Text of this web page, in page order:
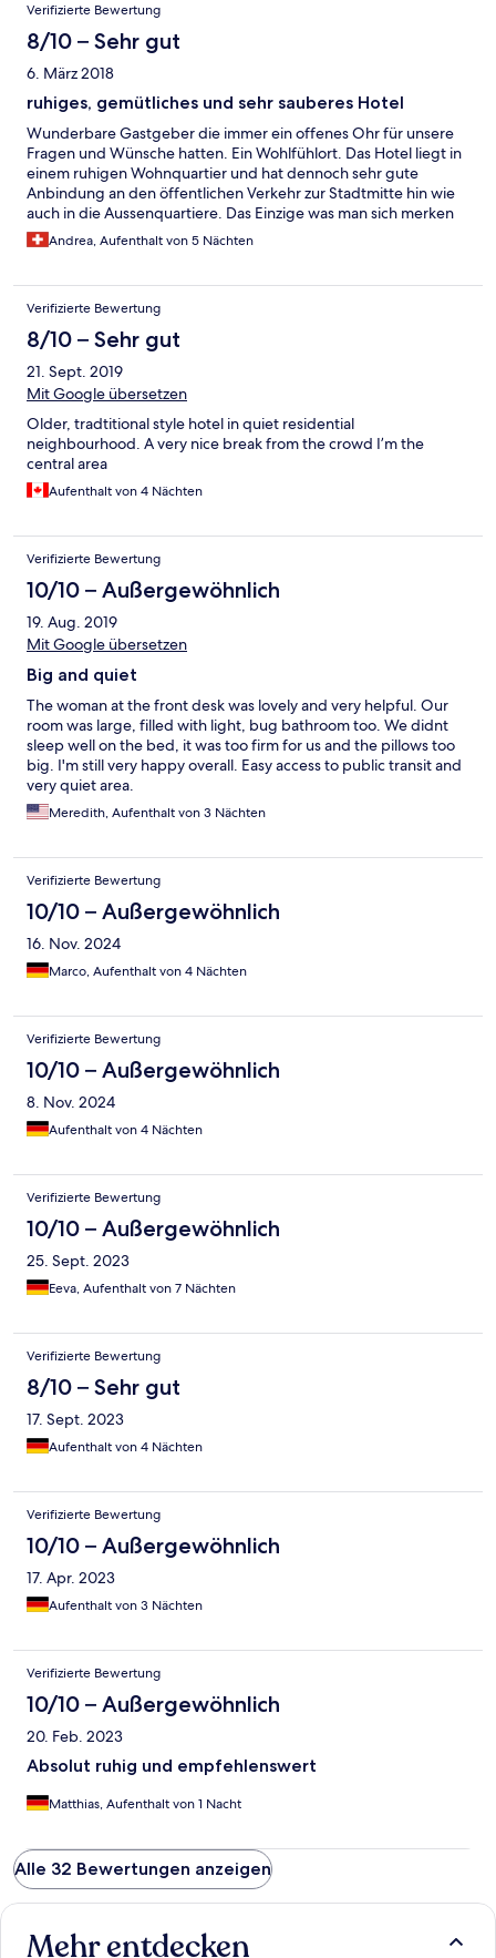
Verifizierte Bewertung
8/10 – Sehr gut
6. März 2018
ruhiges, gemütliches und sehr sauberes Hotel
Wunderbare Gastgeber die immer ein offenes Ohr für unsere
Fragen und Wünsche hatten. Ein Wohlfühlort. Das Hotel liegt in
einem ruhigen Wohnquartier und hat dennoch sehr gute
Anbindung an den öffentlichen Verkehr zur Stadtmitte hin wie
auch in die Aussenquartiere. Das Einzige was man sich merken
muss ist, dass man die Burgkstrasse nicht mit der Burgkerstrasse
verwechseln sollte ;-) Eine schöne Unterkunft für den kürzeren
Wir kommen sicher wieder.
Andrea, Aufenthalt von 5 Nächten
Verifizierte Bewertung
8/10 – Sehr gut
21. Sept. 2019
Mit Google übersetzen
Older, tradtitional style hotel in quiet residential
neighbourhood. A very nice break from the crowd I’m the
central area
Aufenthalt von 4 Nächten
Verifizierte Bewertung
10/10 – Außergewöhnlich
19. Aug. 2019
Mit Google übersetzen
Big and quiet
The woman at the front desk was lovely and very helpful. Our
room was large, filled with light, bug bathroom too. We didnt
sleep well on the bed, it was too firm for us and the pillows too
big. I'm still very happy overall. Easy access to public transit and
very quiet area.
Meredith, Aufenthalt von 3 Nächten
Verifizierte Bewertung
10/10 – Außergewöhnlich
16. Nov. 2024
Marco, Aufenthalt von 4 Nächten
Verifizierte Bewertung
10/10 – Außergewöhnlich
8. Nov. 2024
Aufenthalt von 4 Nächten
Verifizierte Bewertung
10/10 – Außergewöhnlich
25. Sept. 2023
Eeva, Aufenthalt von 7 Nächten
Verifizierte Bewertung
8/10 – Sehr gut
17. Sept. 2023
Aufenthalt von 4 Nächten
Verifizierte Bewertung
10/10 – Außergewöhnlich
17. Apr. 2023
Aufenthalt von 3 Nächten
Verifizierte Bewertung
10/10 – Außergewöhnlich
20. Feb. 2023
Absolut ruhig und empfehlenswert
Matthias, Aufenthalt von 1 Nacht
Alle 32 Bewertungen anzeigen
Mehr entdecken